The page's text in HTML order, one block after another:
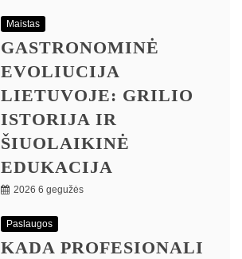
Maistas
GASTRONOMINĖ
EVOLIUCIJA
LIETUVOJE: GRILIO
ISTORIJA IR
ŠIUOLAIKINĖ
EDUKACIJA
2026 6 gegužės
Paslaugos
KADA PROFESIONALI